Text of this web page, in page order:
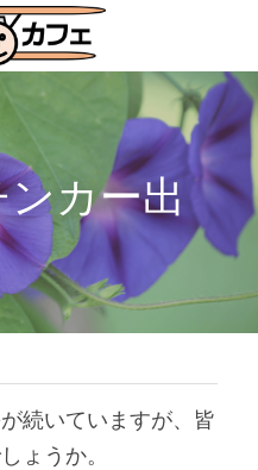
ての活動
カー出
続いていますが、皆
ょうか。